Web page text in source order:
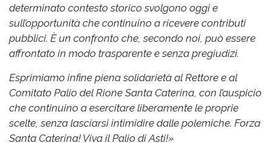
determinato contesto storico svolgono oggi e
sull’opportunità che continuino a ricevere contributi
pubblici. È un confronto che, secondo noi, può essere
affrontato in modo trasparente e senza pregiudizi.
Esprimiamo infine piena solidarietà al Rettore e al
Comitato Palio del Rione Santa Caterina, con l’auspicio
che continuino a esercitare liberamente le proprie
scelte, senza lasciarsi intimidire dalle polemiche. Forza
Santa Caterina! Viva il Palio di Asti!»